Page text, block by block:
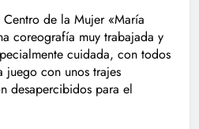
de la Mujer «María
coreografía muy trabajada y
cuidada, con todos
juego con unos trajes
desapercibidos para el